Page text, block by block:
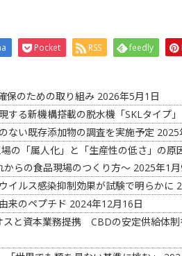
Pocket RSS feedly
保のための取り組み 2026年5月1日
する新機構搭載の脱水機「SKLタイプ」
い既存添加物の調査を実施予定 2025
の「属人化」と「生産性の低さ」
らの食品現場のつくり方～ 2025年1月
イルス感染抑制効果が試験で明らかに
来のペプチド 2024年12月16日
スと資本業務提携 CBDの安定供給体